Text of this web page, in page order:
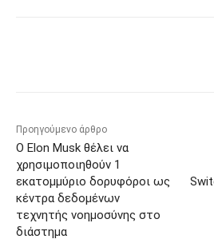
Προηγούμενο άρθρο
Ο Elon Musk θέλει να
χρησιμοποιηθούν 1
εκατομμύριο δορυφόροι ως
κέντρα δεδομένων
τεχνητής νοημοσύνης στο
διάστημα